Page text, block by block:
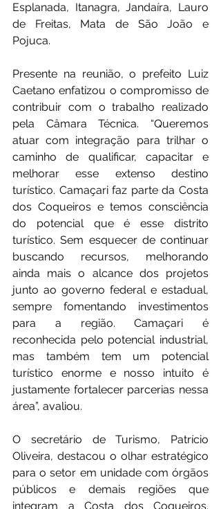
Esplanada, Itanagra, Jandaíra, Lauro
de Freitas, Mata de São João e
Pojuca.
Presente na reunião, o prefeito Luiz
Caetano enfatizou o compromisso de
contribuir com o trabalho realizado
pela Câmara Técnica. “Queremos
atuar com integração para trilhar o
caminho de qualificar, capacitar e
melhorar esse extenso destino
turístico. Camaçari faz parte da Costa
dos Coqueiros e temos consciência
do potencial que é esse distrito
turístico. Sem esquecer de continuar
buscando recursos, melhorando
ainda mais o alcance dos projetos
junto ao governo federal e estadual,
sempre fomentando investimentos
para a região. Camaçari é
reconhecida pelo potencial industrial,
mas também tem um potencial
turístico enorme e nosso intuito é
justamente fortalecer parcerias nessa
área”, avaliou.
O secretário de Turismo, Patrício
Oliveira, destacou o olhar estratégico
para o setor em unidade com órgãos
públicos e demais regiões que
integram a Costa dos Coqueiros.